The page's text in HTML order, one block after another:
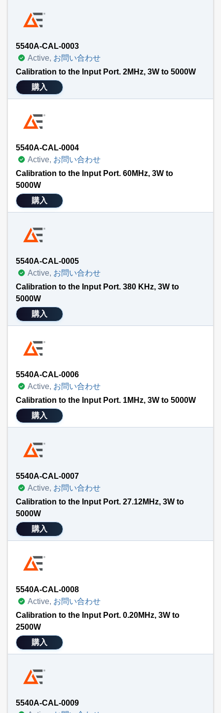
5540A-CAL-0003
Active, お問い合わせ
Calibration to the Input Port. 2MHz, 3W to 5000W
購入
5540A-CAL-0004
Active, お問い合わせ
Calibration to the Input Port. 60MHz, 3W to
5000W
購入
5540A-CAL-0005
Active, お問い合わせ
Calibration to the Input Port. 380 KHz, 3W to
5000W
購入
5540A-CAL-0006
Active, お問い合わせ
Calibration to the Input Port. 1MHz, 3W to 5000W
購入
5540A-CAL-0007
Active, お問い合わせ
Calibration to the Input Port. 27.12MHz, 3W to
5000W
購入
5540A-CAL-0008
Active, お問い合わせ
Calibration to the Input Port. 0.20MHz, 3W to
2500W
購入
5540A-CAL-0009